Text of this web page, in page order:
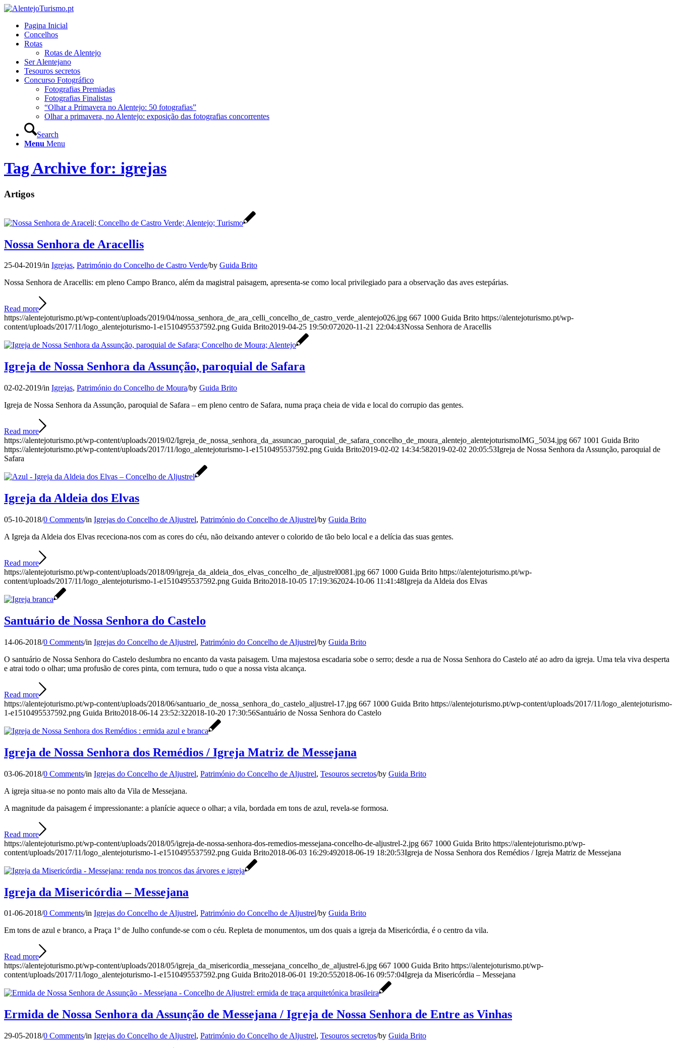
Pagina Inicial
Concelhos
Rotas
Rotas de Alentejo
Ser Alentejano
Tesouros secretos
Concurso Fotográfico
Fotografias Premiadas
Fotografias Finalistas
“Olhar a Primavera no Alentejo: 50 fotografias”
Olhar a primavera, no Alentejo: exposição das fotografias concorrentes
Search
Menu Menu
Tag Archive for: igrejas
Artigos
Nossa Senhora de Aracellis
25-04-2019/in Igrejas, Património do Concelho de Castro Verde/by Guida Brito
Nossa Senhora de Aracellis: em pleno Campo Branco, além da magistral paisagem, apresenta-se como local privilegiado para a observação das aves estepárias.
Read more
https://alentejoturismo.pt/wp-content/uploads/2019/04/nossa_senhora_de_ara_celli_concelho_de_castro_verde_alentejo026.jpg 667 1000 Guida Brito https://alentejoturismo.pt/wp-
content/uploads/2017/11/logo_alentejoturismo-1-e1510495537592.png Guida Brito2019-04-25 19:50:072020-11-21 22:04:43Nossa Senhora de Aracellis
Igreja de Nossa Senhora da Assunção, paroquial de Safara
02-02-2019/in Igrejas, Património do Concelho de Moura/by Guida Brito
Igreja de Nossa Senhora da Assunção, paroquial de Safara – em pleno centro de Safara, numa praça cheia de vida e local do corrupio das gentes.
Read more
https://alentejoturismo.pt/wp-content/uploads/2019/02/Igreja_de_nossa_senhora_da_assuncao_paroquial_de_safara_concelho_de_moura_alentejo_alentejoturismoIMG_5034.jpg 667 1001 Guida Brito
https://alentejoturismo.pt/wp-content/uploads/2017/11/logo_alentejoturismo-1-e1510495537592.png Guida Brito2019-02-02 14:34:582019-02-02 20:05:53Igreja de Nossa Senhora da Assunção, paroquial de
Safara
Igreja da Aldeia dos Elvas
05-10-2018/0 Comments/in Igrejas do Concelho de Aljustrel, Património do Concelho de Aljustrel/by Guida Brito
A Igreja da Aldeia dos Elvas receciona-nos com as cores do céu, não deixando antever o colorido de tão belo local e a delícia das suas gentes.
Read more
https://alentejoturismo.pt/wp-content/uploads/2018/09/igreja_da_aldeia_dos_elvas_concelho_de_aljustrel0081.jpg 667 1000 Guida Brito https://alentejoturismo.pt/wp-
content/uploads/2017/11/logo_alentejoturismo-1-e1510495537592.png Guida Brito2018-10-05 17:19:362024-10-06 11:41:48Igreja da Aldeia dos Elvas
Santuário de Nossa Senhora do Castelo
14-06-2018/0 Comments/in Igrejas do Concelho de Aljustrel, Património do Concelho de Aljustrel/by Guida Brito
O santuário de Nossa Senhora do Castelo deslumbra no encanto da vasta paisagem. Uma majestosa escadaria sobe o serro; desde a rua de Nossa Senhora do Castelo até ao adro da igreja. Uma tela viva desperta
e atrai todo o olhar; uma profusão de cores pinta, com ternura, tudo o que a nossa vista alcança.
Read more
https://alentejoturismo.pt/wp-content/uploads/2018/06/santuario_de_nossa_senhora_do_castelo_aljustrel-17.jpg 667 1000 Guida Brito https://alentejoturismo.pt/wp-content/uploads/2017/11/logo_alentejoturismo-
1-e1510495537592.png Guida Brito2018-06-14 23:52:322018-10-20 17:30:56Santuário de Nossa Senhora do Castelo
Igreja de Nossa Senhora dos Remédios / Igreja Matriz de Messejana
03-06-2018/0 Comments/in Igrejas do Concelho de Aljustrel, Património do Concelho de Aljustrel, Tesouros secretos/by Guida Brito
A igreja situa-se no ponto mais alto da Vila de Messejana.
A magnitude da paisagem é impressionante: a planície aquece o olhar; a vila, bordada em tons de azul, revela-se formosa.
Read more
https://alentejoturismo.pt/wp-content/uploads/2018/05/igreja-de-nossa-senhora-dos-remedios-messejana-concelho-de-aljustrel-2.jpg 667 1000 Guida Brito https://alentejoturismo.pt/wp-
content/uploads/2017/11/logo_alentejoturismo-1-e1510495537592.png Guida Brito2018-06-03 16:29:492018-06-19 18:20:53Igreja de Nossa Senhora dos Remédios / Igreja Matriz de Messejana
Igreja da Misericórdia – Messejana
01-06-2018/0 Comments/in Igrejas do Concelho de Aljustrel, Património do Concelho de Aljustrel/by Guida Brito
Em tons de azul e branco, a Praça 1º de Julho confunde-se com o céu. Repleta de monumentos, um dos quais a igreja da Misericórdia, é o centro da vila.
Read more
https://alentejoturismo.pt/wp-content/uploads/2018/05/igreja_da_misericordia_messejana_concelho_de_aljustrel-6.jpg 667 1000 Guida Brito https://alentejoturismo.pt/wp-
content/uploads/2017/11/logo_alentejoturismo-1-e1510495537592.png Guida Brito2018-06-01 19:20:552018-06-16 09:57:04Igreja da Misericórdia – Messejana
Ermida de Nossa Senhora da Assunção de Messejana / Igreja de Nossa Senhora de Entre as Vinhas
29-05-2018/0 Comments/in Igrejas do Concelho de Aljustrel, Património do Concelho de Aljustrel, Tesouros secretos/by Guida Brito